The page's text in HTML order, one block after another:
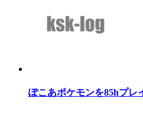
ぽこあポケモンを85hプレ